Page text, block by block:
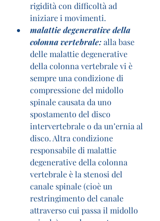
rigidità con difficoltà ad
iniziare i movimenti.
malattie degenerative della
colonna vertebrale: alla base
delle malattie degenerative
della colonna vertebrale vi è
sempre una condizione di
compressione del midollo
spinale causata da uno
spostamento del disco
intervertebrale o da un’ernia al
disco. Altra condizione
responsabile di malattie
degenerative della colonna
vertebrale è la stenosi del
canale spinale (cioè un
restringimento del canale
attraverso cui passa il midollo